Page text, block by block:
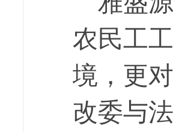
农民工
境，更
改委与